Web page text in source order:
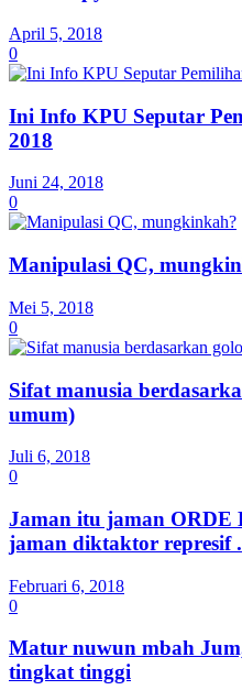
April 5, 2018
0
Ini Info KPU Seputar
2018
Juni 24, 2018
0
Manipulasi QC,
Mei 5, 2018
0
Sifat manusia
umum)
Juli 6, 2018
0
Jaman itu jaman
jaman diktaktor represif .
Februari 6, 2018
0
Matur nuwun mbah
tingkat tinggi